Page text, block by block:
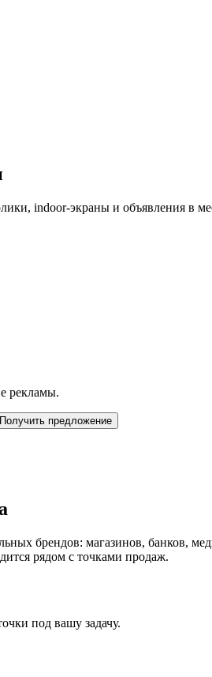
indoor-экраны и объявления в
рекламы.
Получить предложение
брендов: магазинов, банков,
рядом с точками продаж.
под вашу задачу.